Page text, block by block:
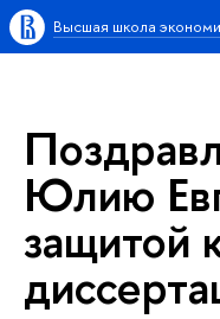
Высшая школа
Юлию
защитой